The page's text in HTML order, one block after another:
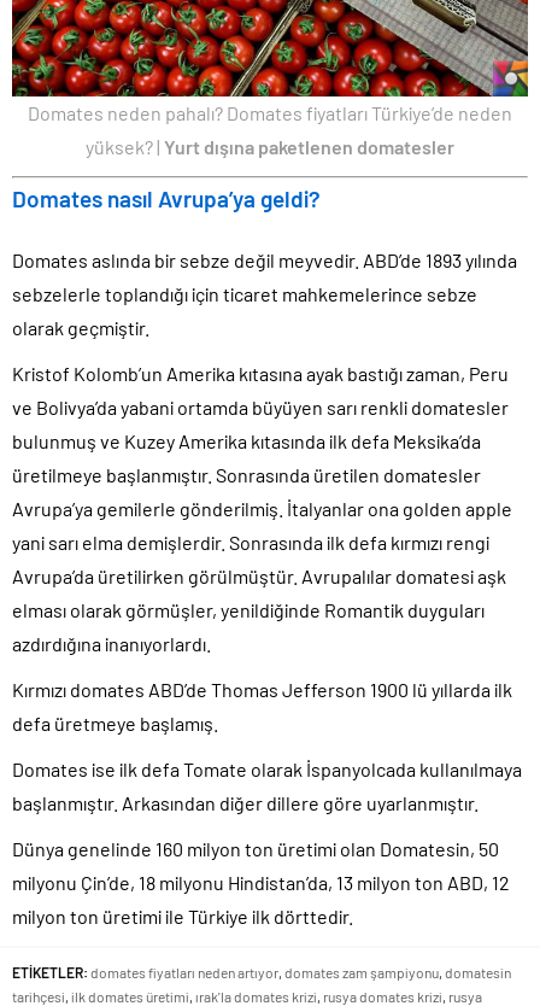
Domates neden pahalı? Domates fiyatları Türkiye’de neden
yüksek? | Yurt dışına paketlenen domatesler
Domates nasıl Avrupa’ya geldi?
Domates aslında bir sebze değil meyvedir. ABD’de 1893 yılında
sebzelerle toplandığı için ticaret mahkemelerince sebze
olarak geçmiştir.
Kristof Kolomb’un Amerika kıtasına ayak bastığı zaman, Peru
ve Bolivya’da yabani ortamda büyüyen sarı renkli domatesler
bulunmuş ve Kuzey Amerika kıtasında ilk defa Meksika’da
üretilmeye başlanmıştır. Sonrasında üretilen domatesler
Avrupa’ya gemilerle gönderilmiş. İtalyanlar ona golden apple
yani sarı elma demişlerdir. Sonrasında ilk defa kırmızı rengi
Avrupa’da üretilirken görülmüştür. Avrupalılar domatesi aşk
elması olarak görmüşler, yenildiğinde Romantik duyguları
azdırdığına inanıyorlardı.
Kırmızı domates ABD’de Thomas Jefferson 1900 lü yıllarda ilk
defa üretmeye başlamış.
Domates ise ilk defa Tomate olarak İspanyolcada kullanılmaya
başlanmıştır. Arkasından diğer dillere göre uyarlanmıştır.
Dünya genelinde 160 milyon ton üretimi olan Domatesin, 50
milyonu Çin’de, 18 milyonu Hindistan’da, 13 milyon ton ABD, 12
milyon ton üretimi ile Türkiye ilk dörttedir.
ETİKETLER: domates fiyatları neden artıyor, domates zam şampiyonu, domatesin
tarihçesi, ilk domates üretimi, ırak'la domates krizi, rusya domates krizi, rusya